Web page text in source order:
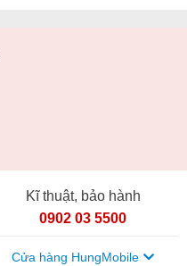
Kĩ thuật, bảo hành
0902 03 5500
Cửa hàng HungMobile